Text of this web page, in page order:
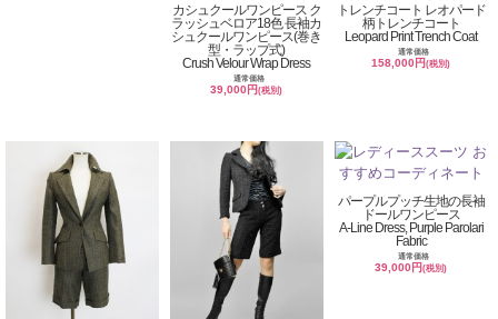
カシュクールワンピース ク
ラッシュベロア18色 長袖カ
シュクールワンピース(巻き
型・ラップ式)
Crush Velour Wrap Dress
通常価格
39,000円(税別)
トレンチコート レオパード
柄トレンチコート
Leopard Print Trench Coat
通常価格
158,000円(税別)
パープルプッチ生地の長袖
ドールワンピース
A-Line Dress, Purple Parolari
Fabric
通常価格
39,000円(税別)